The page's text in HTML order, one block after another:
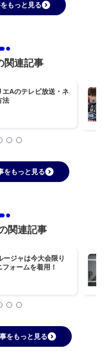
もっと見る
関連記事
エAのテレビ放送・ネ
法
をもっと見る
関連記事
ジャは今大会限り
ォームを着用！
をもっと見る